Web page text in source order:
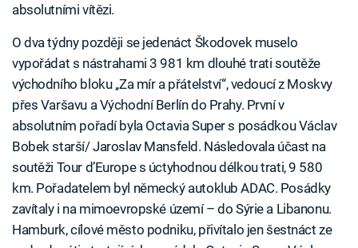
absolutními vítězi.
O dva týdny později se jedenáct Škodovek muselo
vypořádat s nástrahami 3 981 km dlouhé trati soutěže
východního bloku ,,Za mír a přátelství“, vedoucí z Moskvy
přes Varšavu a Východní Berlín do Prahy. První v
absolutním pořadí byla Octavia Super s posádkou Václav
Bobek starší/ Jaroslav Mansfeld. Následovala účast na
soutěži Tour d’Europe s úctyhodnou délkou trati, 9 580
km. Pořadatelem byl německý autoklub ADAC. Posádky
zavítaly i na mimoevropské území – do Sýrie a Libanonu.
Hamburk, cílové město podniku, přivítalo jen šestnáct ze